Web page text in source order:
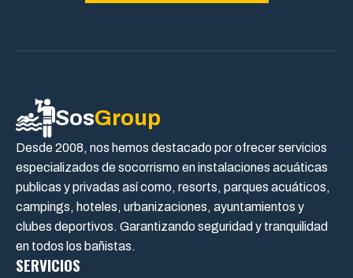
SosGroup
Desde 2008, nos hemos destacado por ofrecer servicios
especializados de socorrismo en instalaciones acuáticas
publicas y privadas así como, resorts, parques acuáticos,
campings, hoteles, urbanizaciones, ayuntamientos y
clubes deportivos. Garantizando seguridad y tranquilidad
en todos los bañistas.
SERVICIOS